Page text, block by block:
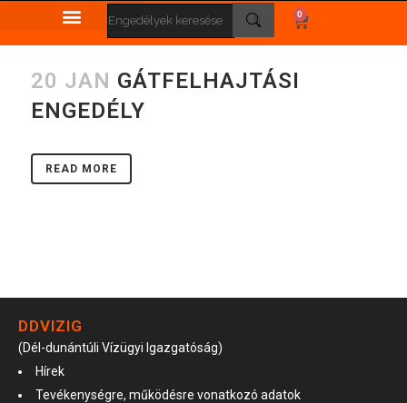
0
20 JAN GÁTFELHAJTÁSI
ENGEDÉLY
READ MORE
DDVIZIG
(Dél-dunántúli Vízügyi Igazgatóság)
Hírek
Tevékenységre, működésre vonatkozó adatok